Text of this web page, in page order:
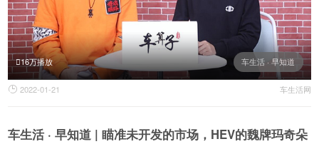
车生活 · 早知道
16万播放
 2022-01-21 车生活网
车生活 · 早知道 | 瞄准未开发的市场，HEV的魏牌玛奇朵